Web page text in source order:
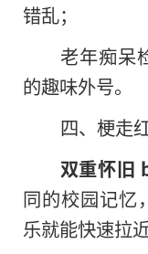
错乱；
老年痴呆
的趣味外号。
四、梗走
双重怀旧
同的校园记忆
乐就能快速拉